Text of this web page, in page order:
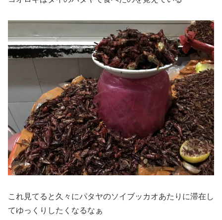
これ見てると久々にパタヤのソイブッカオあたりに滞在し
てゆっくりしたくなるなぁ